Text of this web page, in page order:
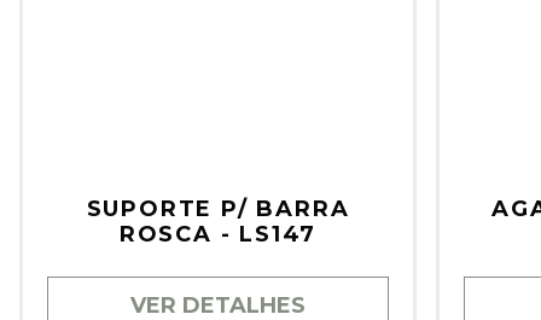
SUPORTE P/ BARRA
ROSCA - LS147
VER DETALHES